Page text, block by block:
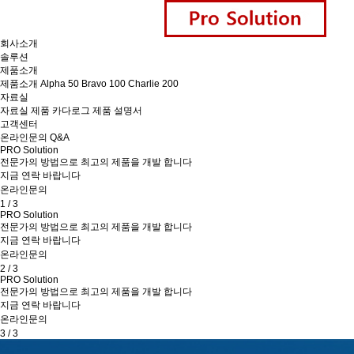
회사소개
솔루션
제품소개
제품소개 Alpha 50 Bravo 100 Charlie 200
자료실
자료실 제품 카다로그 제품 설명서
고객센터
온라인문의 Q&A
PRO Solution
전문가의 방법으로 최고의 제품을 개발 합니다
지금 연락 바랍니다
온라인문의
1 / 3
PRO Solution
전문가의 방법으로 최고의 제품을 개발 합니다
지금 연락 바랍니다
온라인문의
2 / 3
PRO Solution
전문가의 방법으로 최고의 제품을 개발 합니다
지금 연락 바랍니다
온라인문의
3 / 3